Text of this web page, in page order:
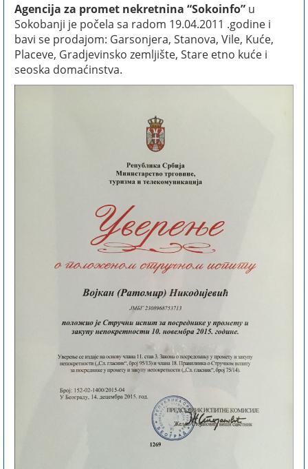
Agencija za promet nekretnina “Sokoinfo” u
Sokobanji je počela sa radom 19.04.2011 .godine i
bavi se prodajom: Garsonjera, Stanova, Vile, Kuće,
Placeve, Gradjevinsko zemljište, Stare etno kuće i
seoska domaćinstva.